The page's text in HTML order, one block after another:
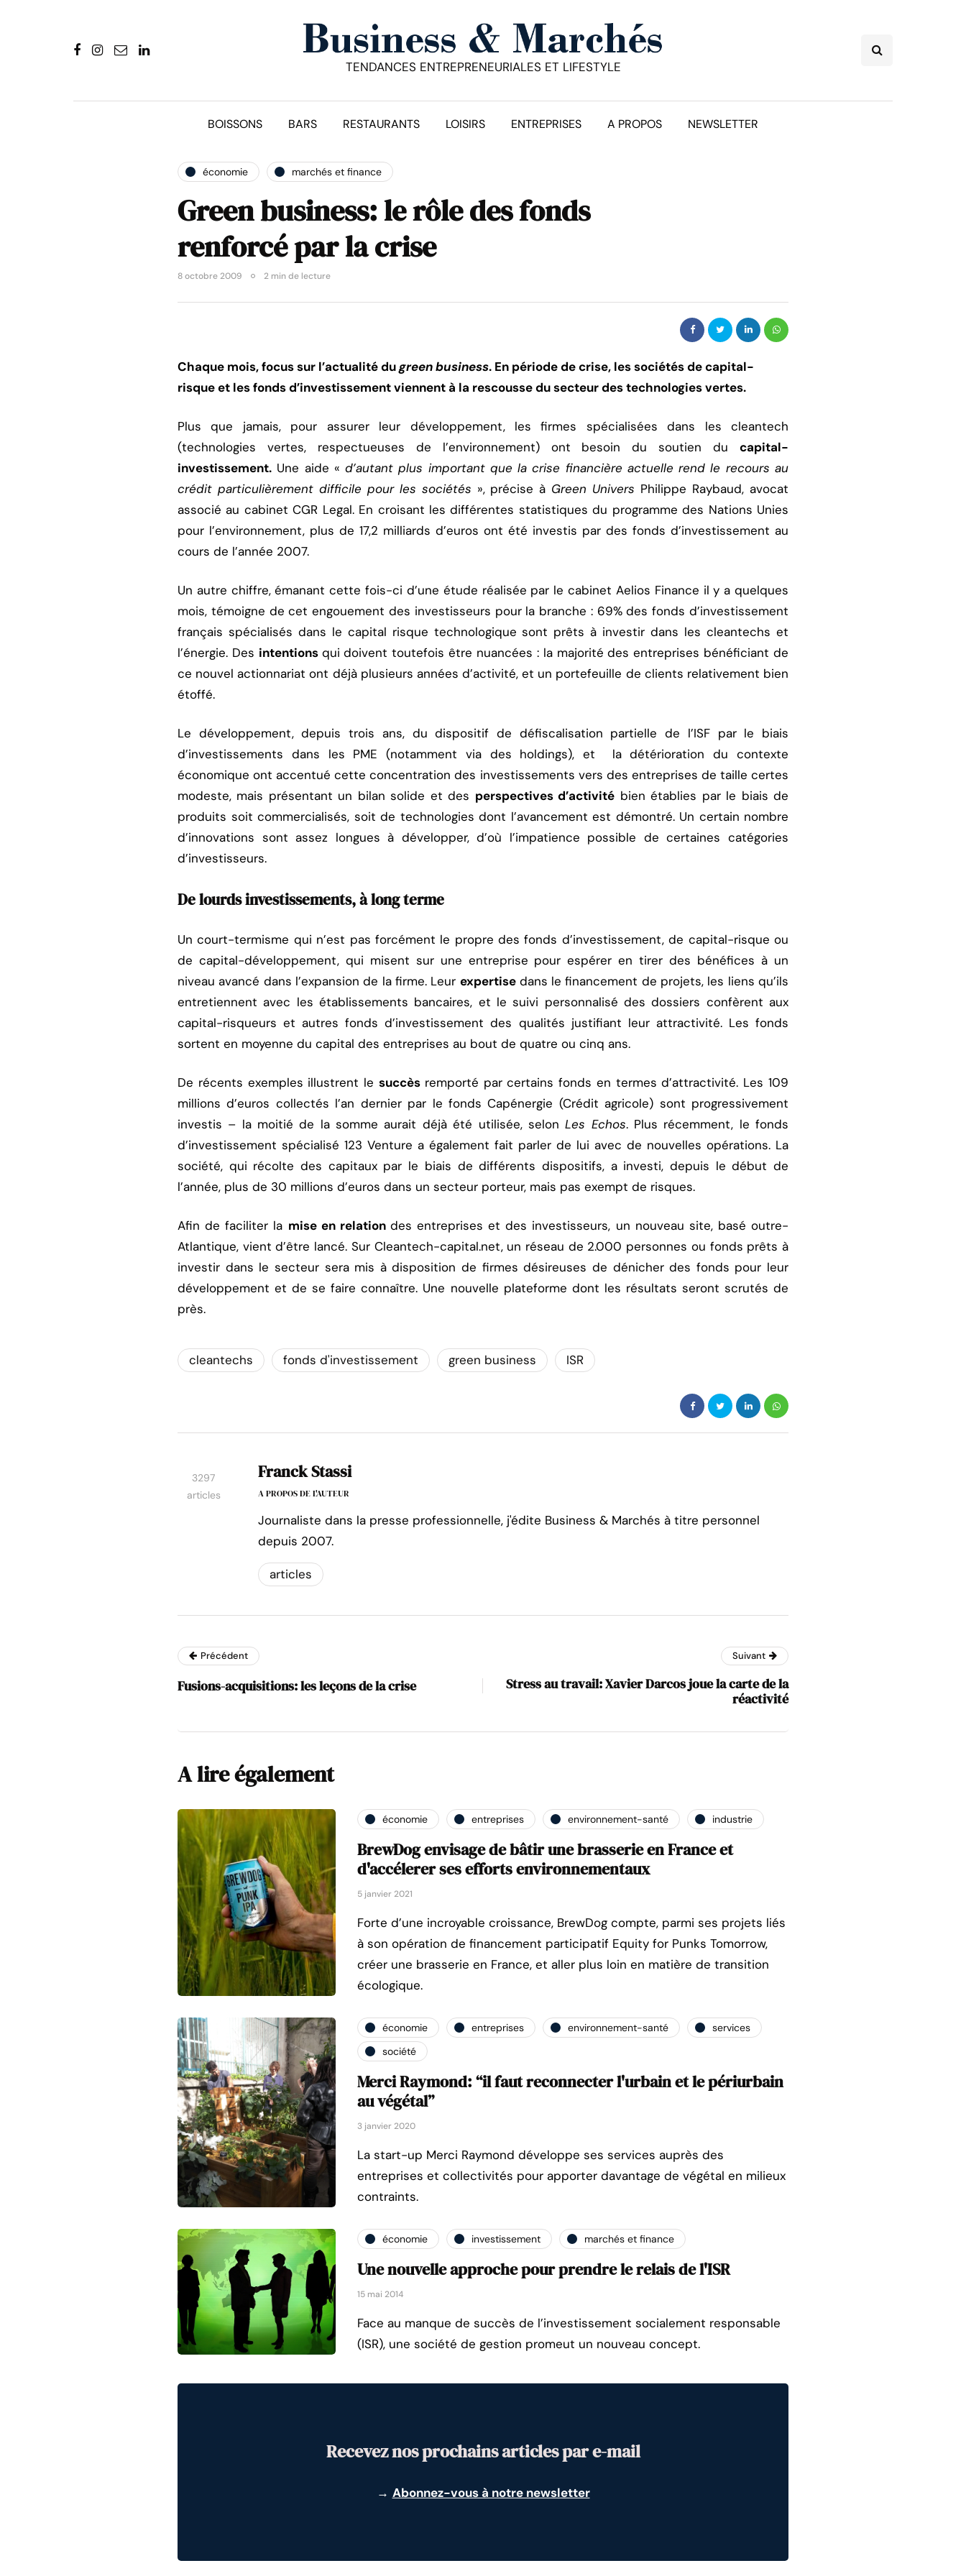
TENDANCES ENTREPRENEURIALES ET LIFESTYLE
BOISSONS BARS RESTAURANTS LOISIRS ENTREPRISES A PROPOS NEWSLETTER
économie marchés et finance
Green business: le rôle des fonds
renforcé par la crise
8 octobre 2009 2 min de lecture
Chaque mois, focus sur l’actualité dugreen business. En période de crise, les sociétés de capital-
risque et les fonds d’investissement viennent à la rescousse du secteur des technologies vertes.
Plus que jamais, pour assurer leur développement, les firmes spécialisées dans les cleantech
(technologies vertes, respectueuses de l’environnement) ont besoin du soutien du capital-
investissement. Une aide «d’autant plus important que la crise financière actuelle rend le recours au
crédit particulièrement difficile pour les sociétés », précise à Green Univers Philippe Raybaud, avocat
associé au cabinet CGR Legal. En croisant les différentes statistiques du programme des Nations Unies
pour l’environnement, plus de 17,2 milliards d’euros ont été investis par des fonds d’investissement au
cours de l’année 2007.
Un autre chiffre, émanant cette fois-ci d’une étude réalisée par le cabinet Aelios Finance il y a quelques
mois, témoigne de cet engouement des investisseurs pour la branche : 69% des fonds d’investissement
français spécialisés dans le capital risque technologique sont prêts à investir dans les cleantechs et
l’énergie. Des intentions qui doivent toutefois être nuancées : la majorité des entreprises bénéficiant de
ce nouvel actionnariat ont déjà plusieurs années d’activité, et un portefeuille de clients relativement bien
étoffé.
Le développement, depuis trois ans, du dispositif de défiscalisation partielle de l’ISF par le biais
d’investissements dans les PME (notamment via des holdings), et la détérioration du contexte
économique ont accentué cette concentration des investissements vers des entreprises de taille certes
modeste, mais présentant un bilan solide et des perspectives d’activité bien établies par le biais de
produits soit commercialisés, soit de technologies dont l’avancement est démontré. Un certain nombre
d’innovations sont assez longues à développer, d’où l’impatience possible de certaines catégories
d’investisseurs.
De lourds investissements, à long terme
Un court-termisme qui n’est pas forcément le propre des fonds d’investissement, de capital-risque ou
de capital-développement, qui misent sur une entreprise pour espérer en tirer des bénéfices à un
niveau avancé dans l’expansion de la firme. Leur expertisedans le financement de projets, les liens qu’ils
entretiennent avec les établissements bancaires, et le suivi personnalisé des dossiers confèrent aux
capital-risqueurs et autres fonds d’investissement des qualités justifiant leur attractivité. Les fonds
sortent en moyenne du capital des entreprises au bout de quatre ou cinq ans.
De récents exemples illustrent le succès remporté par certains fonds en termes d’attractivité. Les 109
millions d’euros collectés l’an dernier par le fonds Capénergie (Crédit agricole) sont progressivement
investis – la moitié de la somme aurait déjà été utilisée, selonLes Echos. Plus récemment, le fonds
d’investissement spécialisé 123 Venture a également fait parler de lui avec de nouvelles opérations. La
société, qui récolte des capitaux par le biais de différents dispositifs, a investi, depuis le début de
l’année, plus de 30 millions d’euros dans un secteur porteur, mais pas exempt de risques.
Afin de faciliter la mise en relation des entreprises et des investisseurs, un nouveau site, basé outre-
Atlantique, vient d’être lancé. Sur Cleantech-capital.net, un réseau de 2.000 personnes ou fonds prêts à
investir dans le secteur sera mis à disposition de firmes désireuses de dénicher des fonds pour leur
développement et de se faire connaître. Une nouvelle plateforme dont les résultats seront scrutés de
près.
cleantechs fonds d'investissement green business ISR
3297
articles
Franck Stassi
A PROPOS DE L'AUTEUR
Journaliste dans la presse professionnelle, j'édite Business & Marchés à titre personnel
depuis 2007.
articles
Précédent
Fusions-acquisitions: les leçons de la crise
Suivant
Stress au travail: Xavier Darcos joue la carte de la
réactivité
A lire également
économie entreprises environnement-santé industrie
BrewDog envisage de bâtir une brasserie en France et
d'accélerer ses efforts environnementaux
5 janvier 2021
Forte d’une incroyable croissance, BrewDog compte, parmi ses projets liés
à son opération de financement participatif Equity for Punks Tomorrow,
créer une brasserie en France, et aller plus loin en matière de transition
écologique.
économie entreprises environnement-santé
services
société
Merci Raymond: “il faut reconnecter l'urbain et le périurbain
au végétal”
3 janvier 2020
La start-up Merci Raymond développe ses services auprès des
entreprises et collectivités pour apporter davantage de végétal en milieux
contraints.
économie investissement marchés et finance
Une nouvelle approche pour prendre le relais de l'ISR
15 mai 2014
Face au manque de succès de l’investissement socialement responsable
(ISR), une société de gestion promeut un nouveau concept.
Recevez nos prochains articles par e-mail
→ Abonnez-vous à notre newsletter